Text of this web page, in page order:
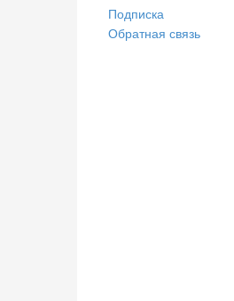
Подписка
Обратная связь